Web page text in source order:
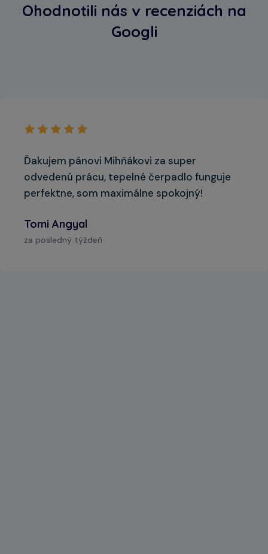
Ohodnotili nás v recenziách na
Googli
Ďakujem pánovi Mihňákovi za super
odvedenú prácu, tepelné čerpadlo funguje
perfektne, som maximálne spokojný!
Tomi Angyal
za posledný týždeň